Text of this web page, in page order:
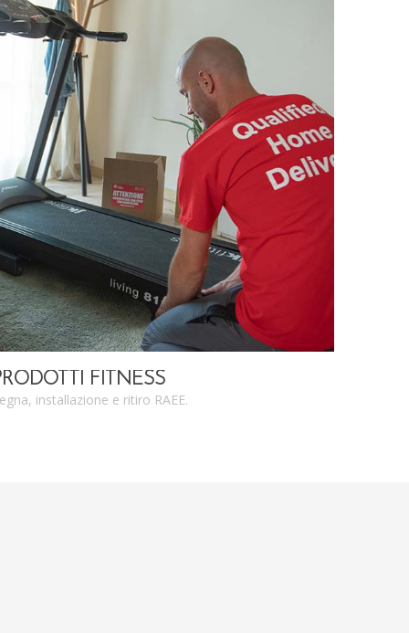
SCOPRI
FITNESS
installazione e ritiro RAEE.